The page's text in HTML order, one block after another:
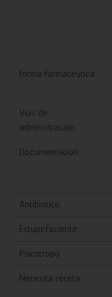
Forma farmacéutica:
Vías de
administración:
Documentación:
Antibiotico:
Estupefaciente:
Psicotropo:
Necesita receta: